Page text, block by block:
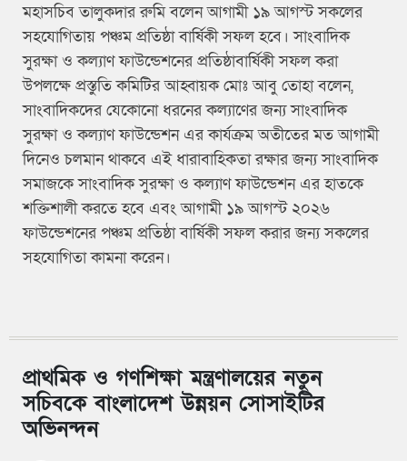
মহাসচিব তালুকদার রুমি বলেন আগামী ১৯ আগস্ট সকলের
সহযোগিতায় পঞ্চম প্রতিষ্ঠা বার্ষিকী সফল হবে। সাংবাদিক
সুরক্ষা ও কল্যাণ ফাউন্ডেশনের প্রতিষ্ঠাবার্ষিকী সফল করা
উপলক্ষে প্রস্তুতি কমিটির আহ্বায়ক মোঃ আবু তোহা বলেন,
সাংবাদিকদের যেকোনো ধরনের কল্যাণের জন্য সাংবাদিক
সুরক্ষা ও কল্যাণ ফাউন্ডেশন এর কার্যক্রম অতীতের মত আগামী
দিনেও চলমান থাকবে এই ধারাবাহিকতা রক্ষার জন্য সাংবাদিক
সমাজকে সাংবাদিক সুরক্ষা ও কল্যাণ ফাউন্ডেশন এর হাতকে
শক্তিশালী করতে হবে এবং আগামী ১৯ আগস্ট ২০২৬
ফাউন্ডেশনের পঞ্চম প্রতিষ্ঠা বার্ষিকী সফল করার জন্য সকলের
সহযোগিতা কামনা করেন।
প্রাথমিক ও গণশিক্ষা মন্ত্রণালয়ের নতুন
সচিবকে বাংলাদেশ উন্নয়ন সোসাইটির
অভিনন্দন